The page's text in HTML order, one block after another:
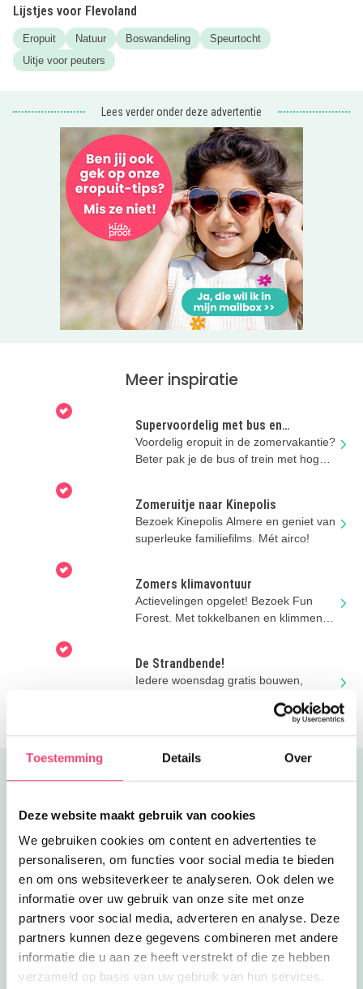
Toestemming Details Over
Deze website maakt gebruik van cookies
We gebruiken cookies om content en advertenties te
personaliseren, om functies voor social media te bieden
en om ons websiteverkeer te analyseren. Ook delen we
informatie over uw gebruik van onze site met onze
partners voor social media, adverteren en analyse. Deze
partners kunnen deze gegevens combineren met andere
informatie die u aan ze heeft verstrekt of die ze hebben
verzameld op basis van uw gebruik van hun services.
Lijstjes voor Flevoland
Eropuit Natuur Boswandeling
Speurtocht
Uitje voor peuters
Lees verder onder deze advertentie
Meer inspiratie
Supervoordelig met bus en
regionale trein
Voordelig eropuit in de zomervakantie?
Beter pak je de bus of trein met hoge
Zomeruitje naar Kinepolis
Bezoek Kinepolis Almere en geniet van
superleuke familiefilms. Mét airco!
Zomers klimavontuur
Actievelingen opgelet! Bezoek Fun
Forest. Met tokkelbanen en klimmen
De Strandbende!
Iedere woensdag gratis bouwen,
Strandbende van Stad & Natuur in
Uitgelicht